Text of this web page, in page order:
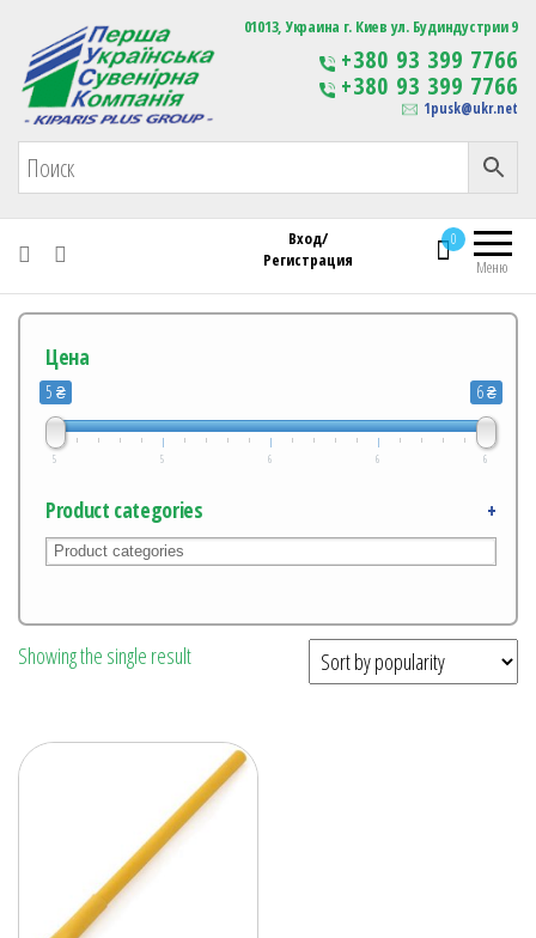
Первая Украинская Сувенирная Компания Изготовление
сувенирной продукции
с логотипом
01013, Украина г. Киев ул. Будиндустрии 9
+380 93 399 7766
+380 93 399 7766
1pusk@ukr.net
Меню
0
Вход/
Регистрация
Цена
5 ₴ 6 ₴
5 5 6 6 6
Product categories +
Showing the single result